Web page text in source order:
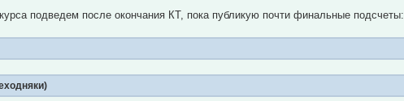
подведем после окончания КТ, пока публикую почти финальные подсчеты: